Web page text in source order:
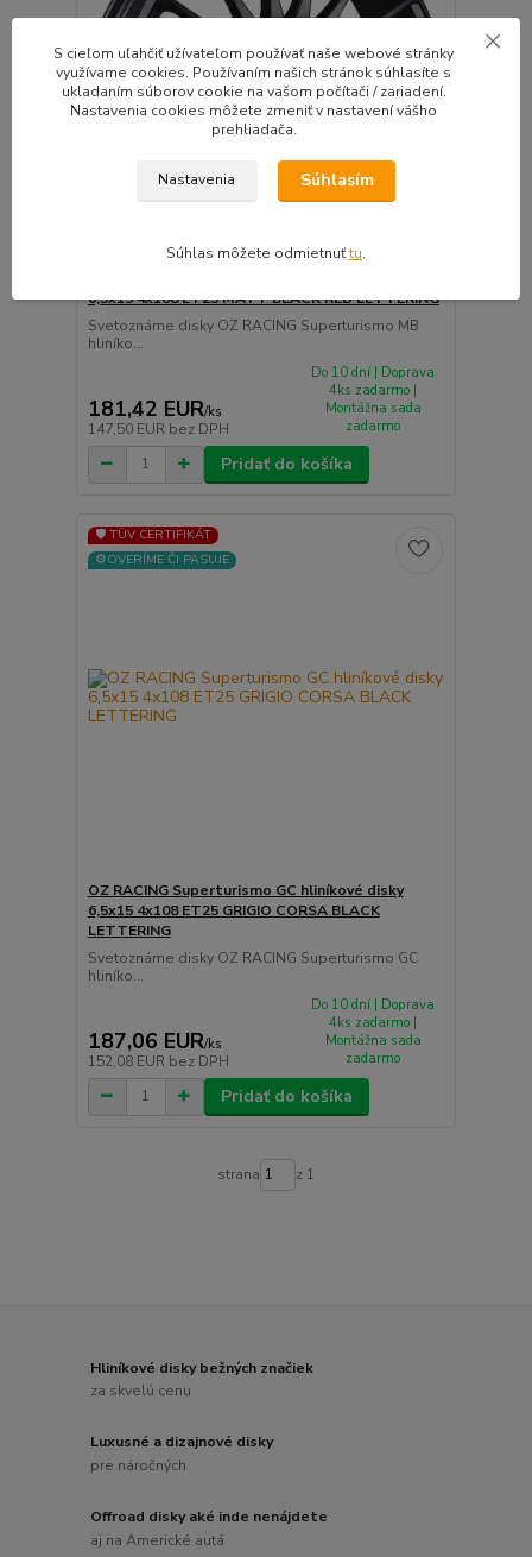
6,5x15 4x108 ET25 MATT BLACK RED LETTERING
Svetoznáme disky OZ RACING Superturismo MB
hliníko...
181,42 EUR/ks
147,50 EUR bez DPH
Do 10 dní | Doprava
4ks zadarmo |
Montážna sada
zadarmo
Pridať do košíka
🛡️ TÜV CERTIFIKÁT
⚙️OVERÍME ČI PASUJE
OZ RACING Superturismo GC hliníkové disky
6,5x15 4x108 ET25 GRIGIO CORSA BLACK
LETTERING
Svetoznáme disky OZ RACING Superturismo GC
hliníko...
187,06 EUR/ks
152,08 EUR bez DPH
Do 10 dní | Doprava
4ks zadarmo |
Montážna sada
zadarmo
Pridať do košíka
strana z 1
Hliníkové disky bežných značiek
za skvelú cenu
Luxusné a dizajnové disky
pre náročných
Offroad disky aké inde nenájdete
aj na Americké autá
S cieľom uľahčiť užívateľom používať naše webové stránky
využívame cookies. Používaním našich stránok súhlasíte s
ukladaním súborov cookie na vašom počítači / zariadení.
Nastavenia cookies môžete zmeniť v nastavení vášho
prehliadača.
Nastavenia Súhlasím
Súhlas môžete odmietnuťtu.